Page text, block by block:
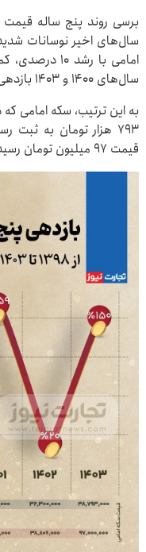
برسی روند پنج ساله
امامی با رشد
سال‌های ۱۴۰۰ و ۱۴۰۳ بازدهی این قطعه به ترتیب ۱۵۹ و ۱۵۰ درصد بود.
۷۹۳ هزار تومان به
قیمت ۹۷ میلیون تومان رسید.